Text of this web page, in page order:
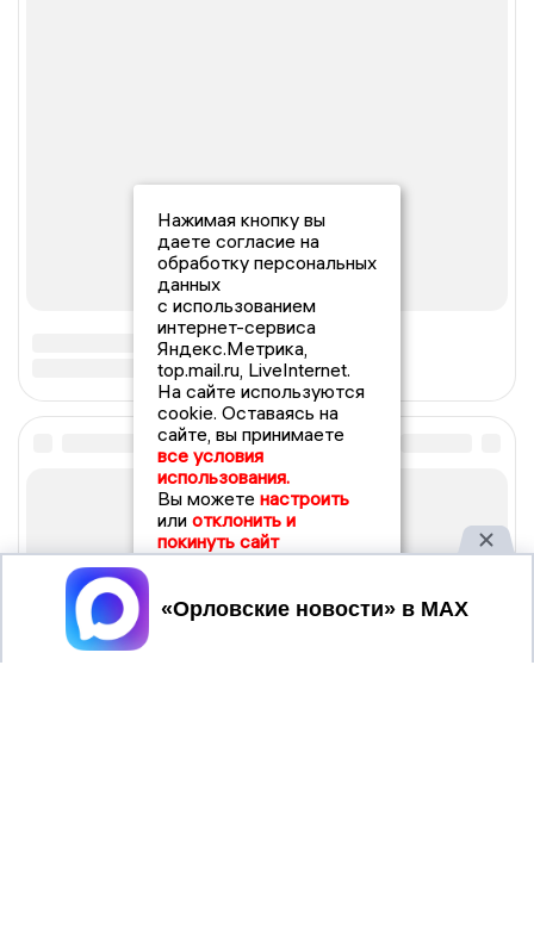
Нажимая кнопку вы
даете согласие на
обработку персональных
данных
с использованием
интернет-сервиса
Яндекс.Метрика,
top.mail.ru, LiveInternet.
На сайте используются
cookie. Оставаясь на
сайте, вы принимаете
все условия
использования.
Вы можете настроить
или отклонить и
покинуть сайт
Принять